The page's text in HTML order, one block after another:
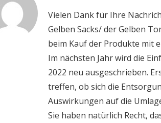
Vielen Dank für Ihre
Gelben Sacks/ der Gelben
beim Kauf der Produkte mit
Im nächsten Jahr wird die
2022 neu ausgeschrieben.
treffen, ob sich die
Auswirkungen auf die
Sie haben natürlich Recht,